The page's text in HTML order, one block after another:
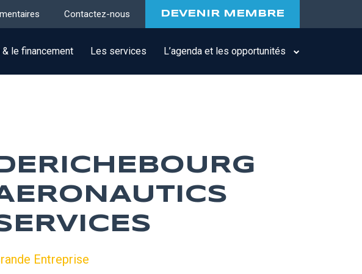
Contactez-nous DEVENIR MEMBRE
le financement Les services L’agenda et les opportunités
DERICHEBOURG
Entreprise